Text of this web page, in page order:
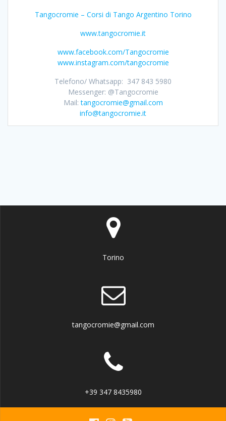
Tangocromie – Corsi di Tango Argentino Torino
www.tangocromie.it
www.facebook.com/Tangocromie
www.instagram.com/tangocromie
Telefono/ Whatsapp: 347 843 5980
Messenger: @Tangocromie
Mail:tangocromie@gmail.com
info@tangocromie.it
Torino
tangocromie@gmail.com
+39 347 8435980